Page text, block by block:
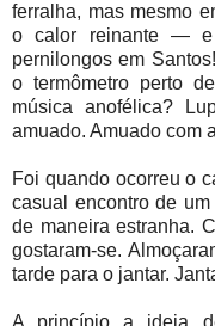
ferralha, mas mesmo
o calor reinante — e
pernilongos em
o termômetro perto
música anofélica?
amuado. Amuado com
Foi quando ocorreu o
casual encontro de
de maneira estranha.
gostaram-se.
tarde para o jantar.